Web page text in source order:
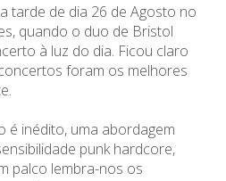
tarde de dia 26 de Agosto no
quando o duo de Bristol
à luz do dia. Ficou claro
foram os melhores
é inédito, uma abordagem
punk hardcore,
palco lembra-nos os